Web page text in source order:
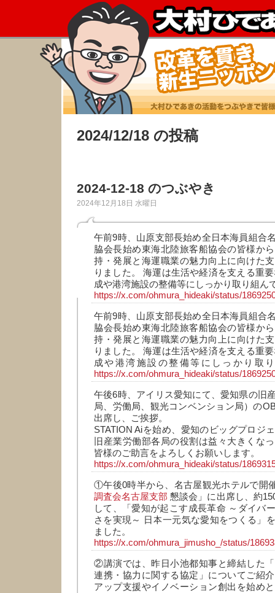
2024/12/18 の投稿
2024-12-18 のつぶやき
2024年12月18日 水曜日
午前9時、山原支部長始め全日本海員組合
脇会長始め東海北陸旅客船協会の皆様か
持・発展と海運職業の魅力向上に向けた
りました。 海運は生活や経済を支える重
成や港湾施設の整備等にしっかり取り組ん
https://x.com/ohmura_hideaki/status/
午前9時、山原支部長始め全日本海員組合
脇会長始め東海北陸旅客船協会の皆様か
持・発展と海運職業の魅力向上に向けた
りました。 海運は生活や経済を支える重
成や港湾施設の整備等にしっかり取
https://x.com/ohmura_hideaki/status/
午後6時、アイリス愛知にて、愛知県の旧
局、労働局、観光コンベンション局）の
出席し、ご挨拶。
STATION Aiを始め、愛知のビッグプロジ
旧産業労働部各局の役割は益々大きくな
皆様のご助言をよろしくお願いします。
https://x.com/ohmura_hideaki/status/
①午後0時半から、名古屋観光ホテルで開
調査会名古屋支部 懇談会」に出席し、約
して、「愛知が起こす成長革命 ～ダイバ
さを実現～ 日本一元気な愛知をつくる」
ました。
https://x.com/ohmura_jimusho_/status/
②講演では、昨日小池都知事と締結した
連携・協力に関する協定」についてご紹
アップ支援やイノベーション創出を始め